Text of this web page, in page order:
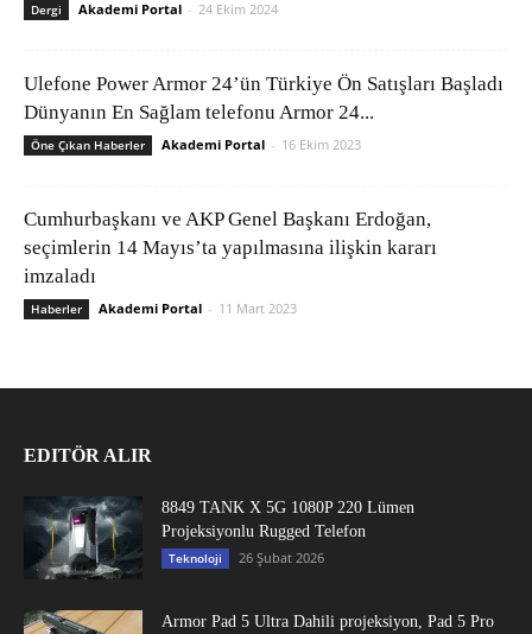
Dergi Akademi Portal - 24 Ekim 2024
Ulefone Power Armor 24’ün Türkiye Ön Satışları Başladı
Dünyanın En Sağlam telefonu Armor 24...
Öne Çıkan Haberler Akademi Portal - 16 Ekim 2023
Cumhurbaşkanı ve AKP Genel Başkanı Erdoğan,
seçimlerin 14 Mayıs’ta yapılmasına ilişkin kararı
imzaladı
Haberler Akademi Portal - 11 Mart 2023
EDITÖR ALIR
8849 TANK X 5G 1080P 220 Lümen
Projeksiyonlu Rugged Telefon
Teknoloji 26 Şubat 2026
Armor Pad 5 Ultra Dahili projeksiyon, Pad 5 Pro